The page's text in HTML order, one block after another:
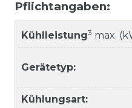
Pflichtangaben:
Kühlleistung3 max.
Gerätetyp:
Kühlungsart: